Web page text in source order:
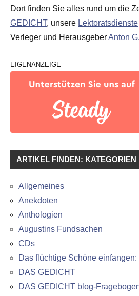
Dort finden Sie alles rund um die
GEDICHT, unsere Lektoratsdienste
Verleger und HerausgeberAnton
EIGENANZEIGE
ARTIKEL FINDEN: KATEGORIEN
Allgemeines
Anekdoten
Anthologien
Augustins Fundsachen
CDs
Das flüchtige Schöne
DAS GEDICHT
DAS GEDICHT blog-